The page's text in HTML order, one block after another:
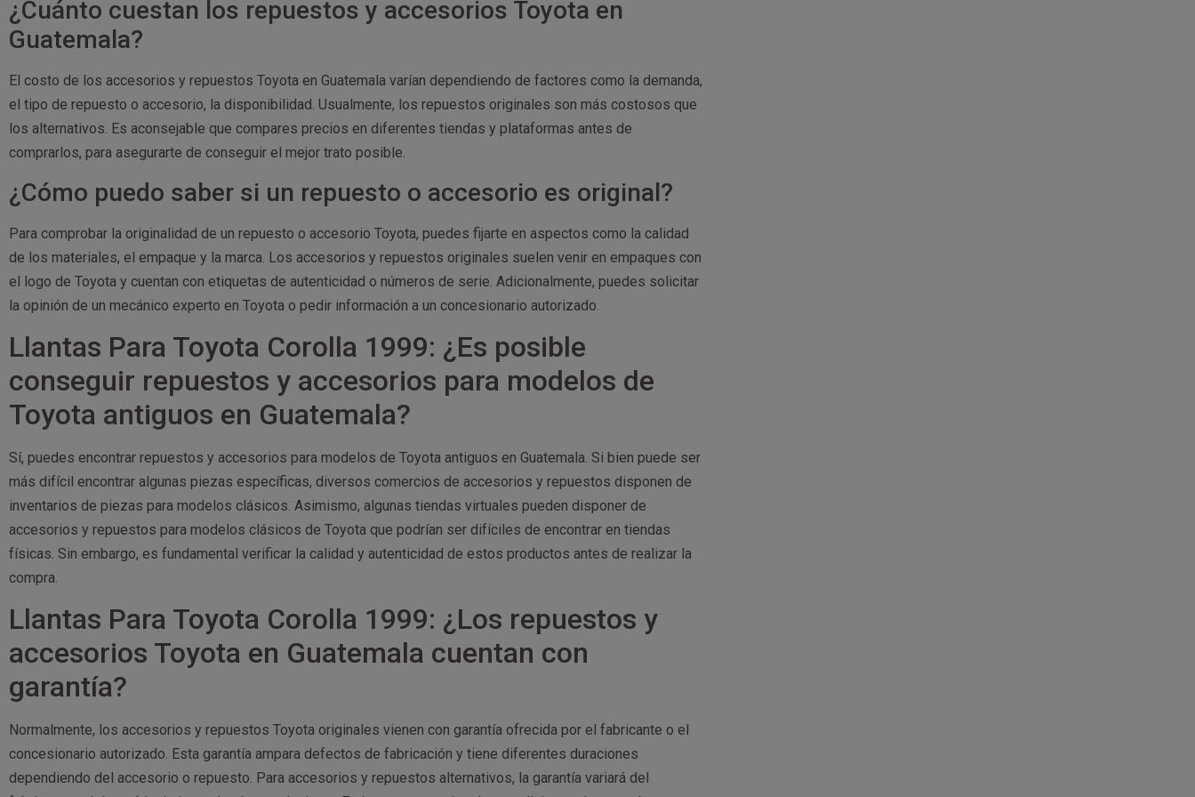
¿Cuánto cuestan los repuestos y accesorios Toyota en
Guatemala?
El costo de los accesorios y repuestos Toyota en Guatemala varían dependiendo de factores como la demanda,
el tipo de repuesto o accesorio, la disponibilidad. Usualmente, los repuestos originales son más costosos que
los alternativos. Es aconsejable que compares precios en diferentes tiendas y plataformas antes de
comprarlos, para asegurarte de conseguir el mejor trato posible.
¿Cómo puedo saber si un repuesto o accesorio es original?
Para comprobar la originalidad de un repuesto o accesorio Toyota, puedes fijarte en aspectos como la calidad
de los materiales, el empaque y la marca. Los accesorios y repuestos originales suelen venir en empaques con
el logo de Toyota y cuentan con etiquetas de autenticidad o números de serie. Adicionalmente, puedes solicitar
la opinión de un mecánico experto en Toyota o pedir información a un concesionario autorizado.
Llantas Para Toyota Corolla 1999: ¿Es posible
conseguir repuestos y accesorios para modelos de
Toyota antiguos en Guatemala?
Sí, puedes encontrar repuestos y accesorios para modelos de Toyota antiguos en Guatemala. Si bien puede ser
más difícil encontrar algunas piezas específicas, diversos comercios de accesorios y repuestos disponen de
inventarios de piezas para modelos clásicos. Asimismo, algunas tiendas virtuales pueden disponer de
accesorios y repuestos para modelos clásicos de Toyota que podrían ser difíciles de encontrar en tiendas
físicas. Sin embargo, es fundamental verificar la calidad y autenticidad de estos productos antes de realizar la
compra.
Llantas Para Toyota Corolla 1999: ¿Los repuestos y
accesorios Toyota en Guatemala cuentan con
garantía?
Normalmente, los accesorios y repuestos Toyota originales vienen con garantía ofrecida por el fabricante o el
concesionario autorizado. Esta garantía ampara defectos de fabricación y tiene diferentes duraciones
dependiendo del accesorio o repuesto. Para accesorios y repuestos alternativos, la garantía variará del